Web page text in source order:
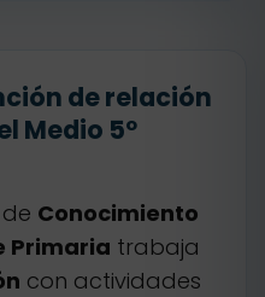
de relación
Medio 5º
Conocimiento
Primaria trabaja
con actividades